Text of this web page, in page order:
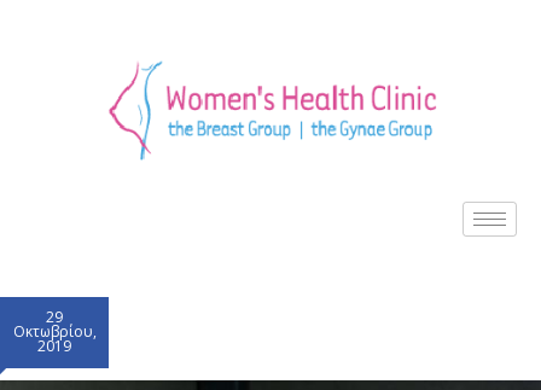
29
Οκτωβρίου,
2019